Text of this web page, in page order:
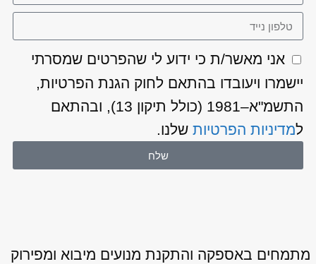
אני מאשר/ת כי ידוע לי שהפרטים שמסרתי
יישמרו ויעובדו בהתאם לחוק הגנת הפרטיות,
התשמ"א–1981 (כולל תיקון 13), ובהתאם
למדיניות הפרטיותשלנו.
שלח
מתמחים באספקה והתקנת מנועים מיבוא ומפירוק